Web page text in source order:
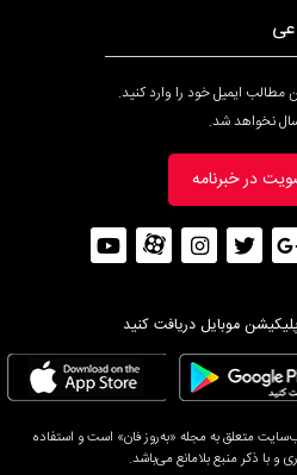
مطالب ایمیل خود را وارد کنید.
نخواهد شد.
در خبرنامه
موبایل دریافت کنید
متعلق به مجله «به‌روز فان» است و استفاده
و با ذکر منبع بلامانع می‌باشد.